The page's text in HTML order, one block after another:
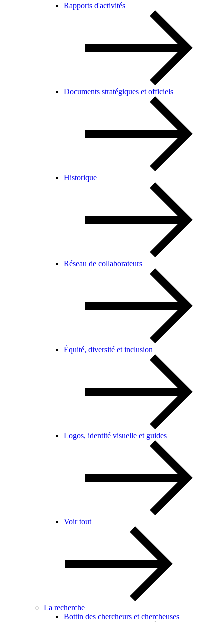
Rapports d'activités
Documents stratégiques et officiels
Historique
Réseau de collaborateurs
Équité, diversité et inclusion
Logos, identité visuelle et guides
Voir tout
La recherche
Bottin des chercheurs et chercheuses